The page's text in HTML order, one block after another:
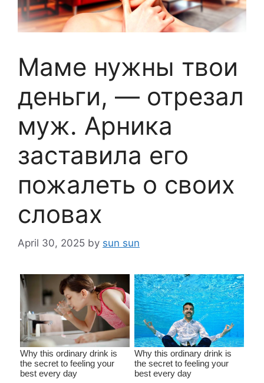
Маме нужны твои
деньги, — отрезал
муж. Арника
заставила его
пожалеть о своих
словах
April 30, 2025 by sun sun